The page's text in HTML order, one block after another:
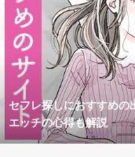
セフレ探しにおすすめ
エッチの心得も解説